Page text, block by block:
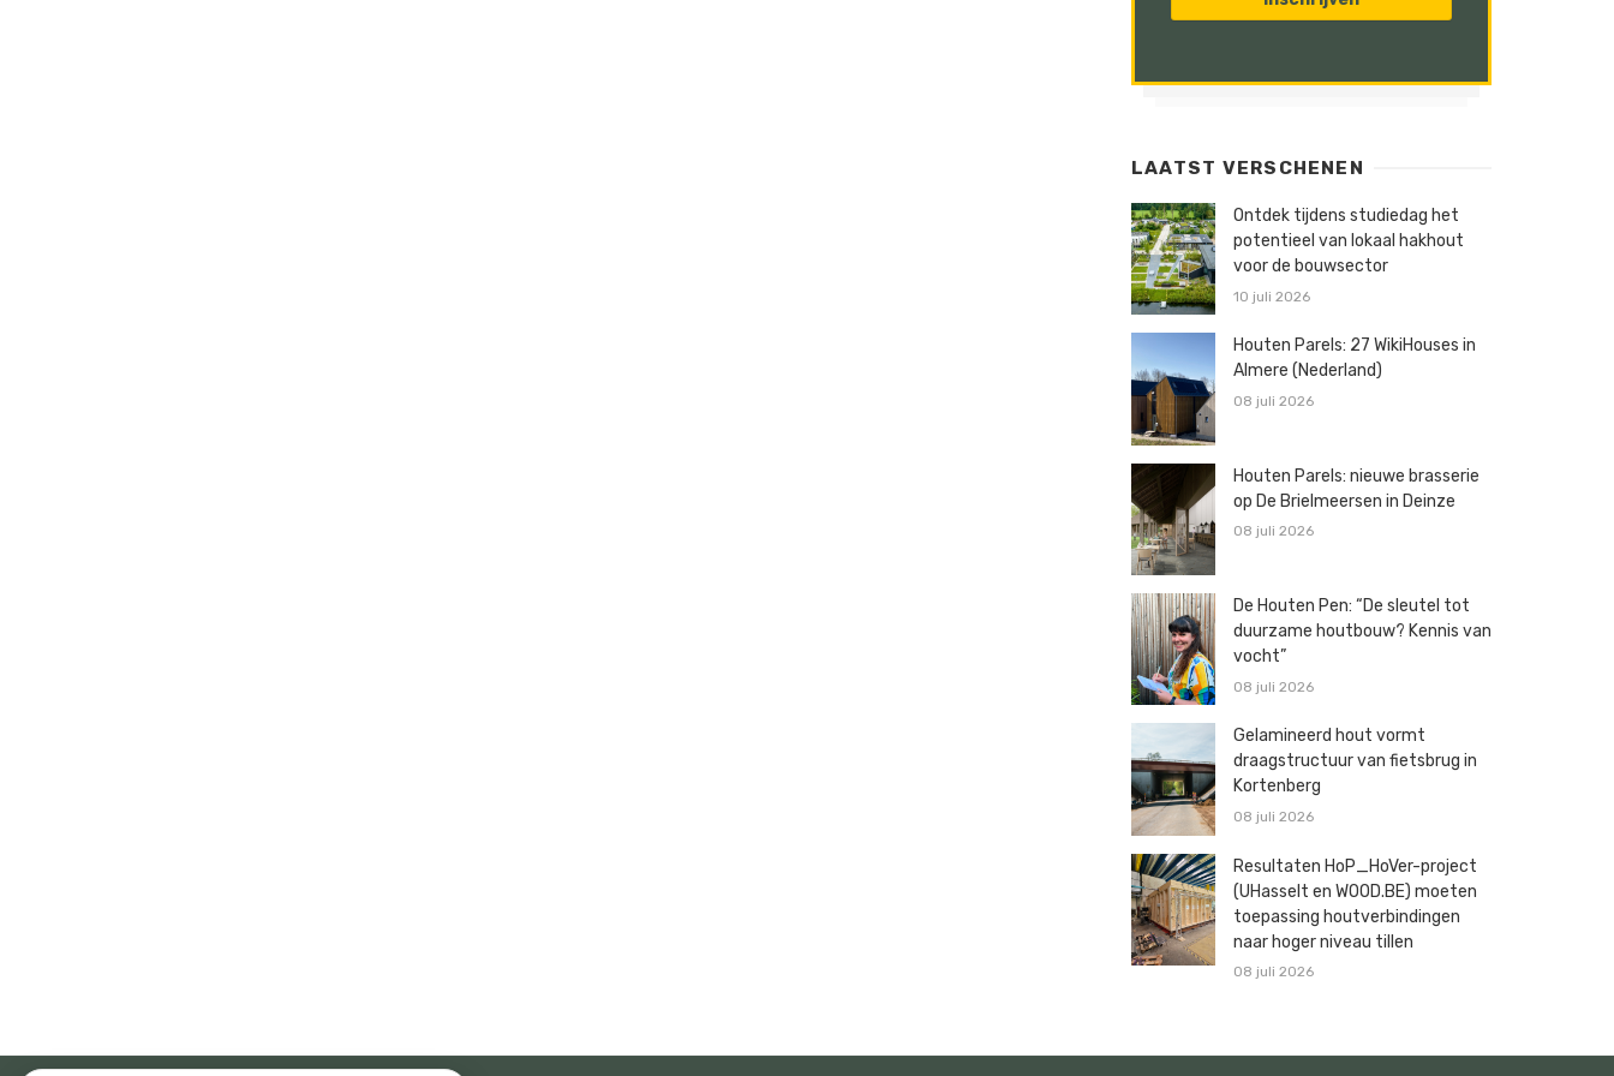
LAATST VERSCHENEN
Ontdek tijdens studiedag het
potentieel van lokaal hakhout
voor de bouwsector
10 juli 2026
Houten Parels: 27 WikiHouses in
Almere (Nederland)
08 juli 2026
Houten Parels: nieuwe brasserie
op De Brielmeersen in Deinze
08 juli 2026
De Houten Pen: “De sleutel tot
duurzame houtbouw? Kennis van
vocht”
08 juli 2026
Gelamineerd hout vormt
draagstructuur van fietsbrug in
Kortenberg
08 juli 2026
Resultaten HoP_HoVer-project
(UHasselt en WOOD.BE) moeten
toepassing houtverbindingen
naar hoger niveau tillen
08 juli 2026